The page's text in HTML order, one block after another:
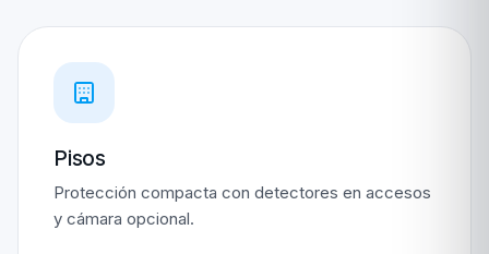
Pisos
Protección compacta con detectores en accesos
y cámara opcional.